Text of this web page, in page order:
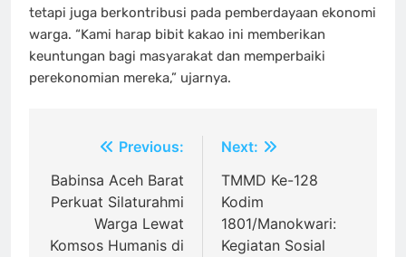
tetapi juga berkontribusi pada pemberdayaan ekonomi
warga. “Kami harap bibit kakao ini memberikan
keuntungan bagi masyarakat dan memperbaiki
perekonomian mereka,” ujarnya.
Navigasi
pos
Previous:
Babinsa Aceh Barat
Perkuat Silaturahmi
Warga Lewat
Komsos Humanis di
Next:
TMMD Ke-128
Kodim
1801/Manokwari:
Kegiatan Sosial